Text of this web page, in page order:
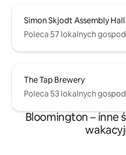
Simon Skjodt Assembly Hall
Poleca 57 lokalnych
The Tap Brewery
Poleca 53 lokalnych
Bloomington – inne